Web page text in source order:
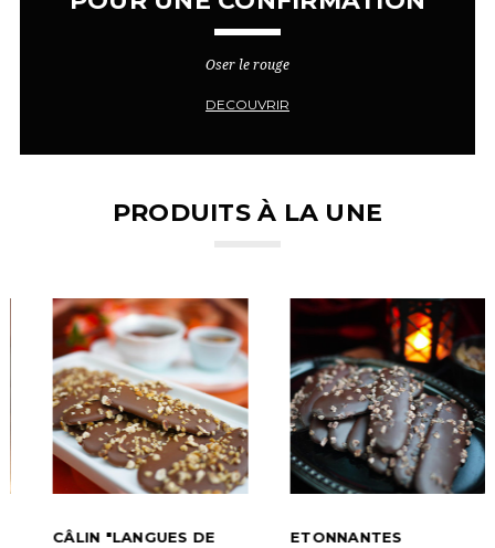
Oser le rouge
DECOUVRIR
PRODUITS À LA UNE
CÂLIN "LANGUES DE
ETONNANTES